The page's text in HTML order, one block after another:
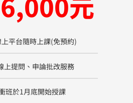
平台隨時上課(免預約)
上提問、申論批改服務
班於1月底開始授課